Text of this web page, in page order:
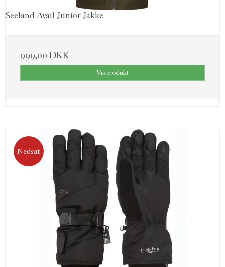
Seeland Avail Junior Jakke
999,00 DKK
Vis produkt
Nedsat